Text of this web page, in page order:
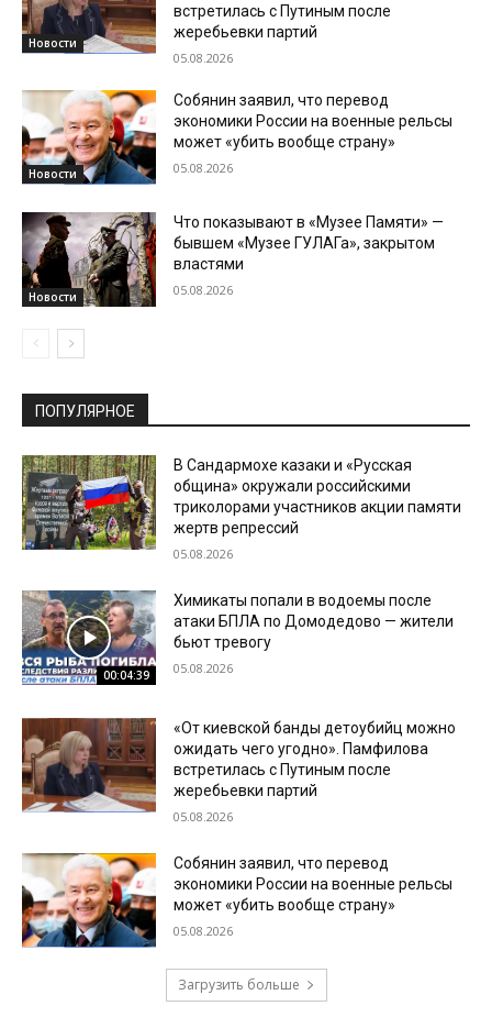
Новости
встретилась с Путиным после
жеребьевки партий
05.08.2026
Новости
Собянин заявил, что перевод
экономики России на военные рельсы
может «убить вообще страну»
05.08.2026
Новости
Что показывают в «Музее Памяти» —
бывшем «Музее ГУЛАГа», закрытом
властями
05.08.2026
ПОПУЛЯРНОЕ
В Сандармохе казаки и «Русская
община» окружали российскими
триколорами участников акции памяти
жертв репрессий
05.08.2026
00:04:39
Химикаты попали в водоемы после
атаки БПЛА по Домодедово — жители
бьют тревогу
05.08.2026
«От киевской банды детоубийц можно
ожидать чего угодно». Памфилова
встретилась с Путиным после
жеребьевки партий
05.08.2026
Собянин заявил, что перевод
экономики России на военные рельсы
может «убить вообще страну»
05.08.2026
Загрузить больше